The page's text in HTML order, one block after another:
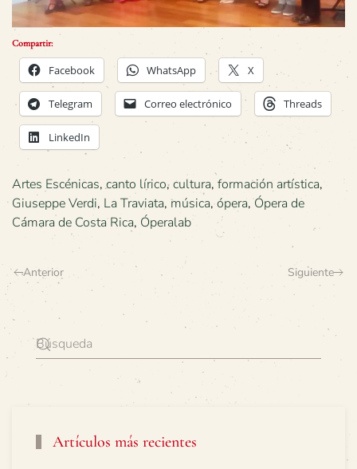
Compartir:
Facebook WhatsApp X
Telegram Correo electrónico Threads
LinkedIn
Artes Escénicas,canto lírico, cultura, formación artística,
Giuseppe Verdi, La Traviata, música, ópera, Ópera de
Cámara de Costa Rica, Óperalab
Anterior Siguiente
Artículos más recientes